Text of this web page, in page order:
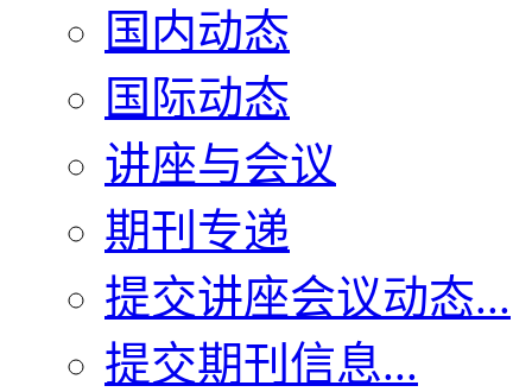
国内动态
国际动态
讲座与会议
期刊专递
提交讲座会议动态...
提交期刊信息...